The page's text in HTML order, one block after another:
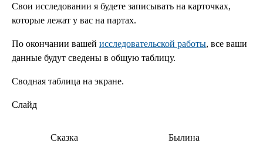
Свои исследовании я будете записывать на карточках,
которые лежат у вас на партах.
По окончании вашей исследовательской работы, все ваши
данные будут сведены в общую таблицу.
Сводная таблица на экране.
Слайд
Сказка Былина